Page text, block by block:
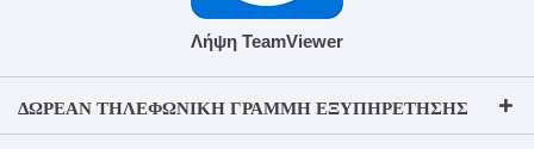
Λήψη TeamViewer
ΔΩΡΕΆΝ ΤΗΛΕΦΩΝΙΚΉ ΓΡΑΜΜΉ ΕΞΥΠΗΡΈΤΗΣΗΣ